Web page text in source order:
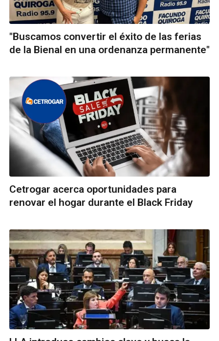
"Buscamos convertir el éxito de las ferias
de la Bienal en una ordenanza permanente"
Cetrogar acerca oportunidades para
renovar el hogar durante el Black Friday